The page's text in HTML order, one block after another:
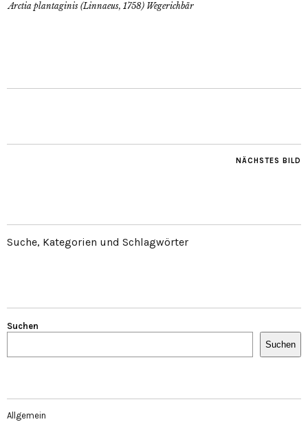
Arctia plantaginis (Linnaeus, 1758) Wegerichbär
NÄCHSTES BILD
Suche, Kategorien und Schlagwörter
Suchen
Suchen
Allgemein